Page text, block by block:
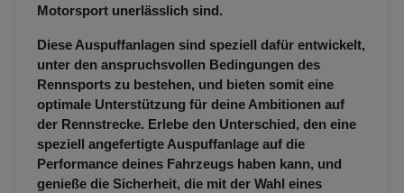
Motorsport unerlässlich sind.
Diese Auspuffanlagen sind speziell dafür entwickelt,
unter den anspruchsvollen Bedingungen des
Rennsports zu bestehen, und bieten somit eine
optimale Unterstützung für deine Ambitionen auf
der Rennstrecke. Erlebe den Unterschied, den eine
speziell angefertigte Auspuffanlage auf die
Performance deines Fahrzeugs haben kann, und
genieße die Sicherheit, die mit der Wahl eines